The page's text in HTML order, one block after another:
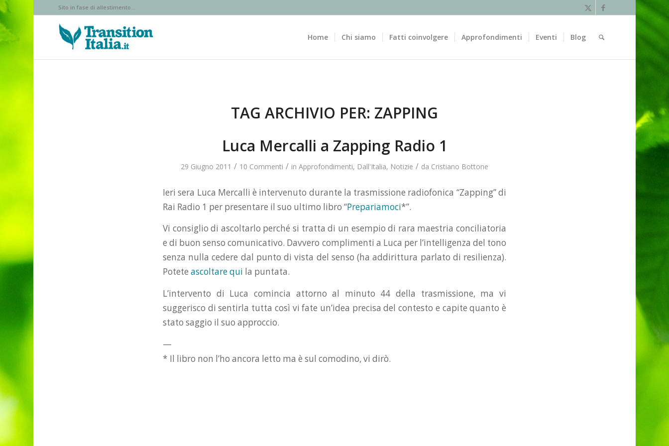
Sito in fase di allestimento...
Home Chi siamo Fatti coinvolgere Approfondimenti Eventi Blog
TAG ARCHIVIO PER: ZAPPING
Luca Mercalli a Zapping Radio 1
29 Giugno 2011 / 10 Commenti / in Approfondimenti, Dall'Italia, Notizie / da Cristiano Bottone
Ieri sera Luca Mercalli è intervenuto durante la trasmissione radiofonica “Zapping” di
Rai Radio 1 per presentare il suo ultimo libro “Prepariamoci*”.
Vi consiglio di ascoltarlo perché si tratta di un esempio di rara maestria conciliatoria
e di buon senso comunicativo. Davvero complimenti a Luca per l’intelligenza del tono
senza nulla cedere dal punto di vista del senso (ha addirittura parlato di resilienza).
Potete ascoltare qui la puntata.
L’intervento di Luca comincia attorno al minuto 44 della trasmissione, ma vi
suggerisco di sentirla tutta così vi fate un’idea precisa del contesto e capite quanto è
stato saggio il suo approccio.
—
* Il libro non l’ho ancora letto ma è sul comodino, vi dirò.